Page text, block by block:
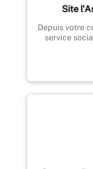
Site
Depuis votre
service